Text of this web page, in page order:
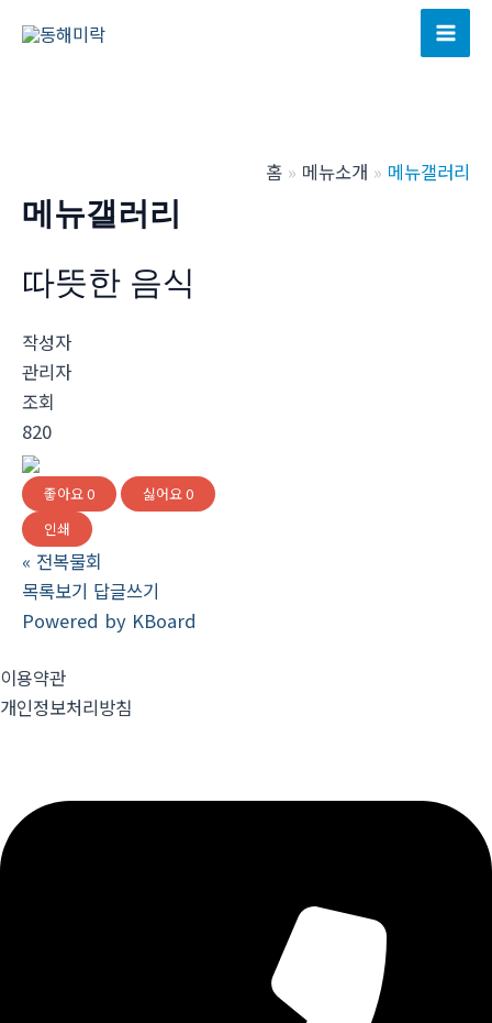
Main
홈 메뉴소개 메뉴갤러리
메뉴갤러리
따뜻한 음식
작성자
관리자
조회
820
좋아요0 싫어요0
인쇄
« 전복물회
목록보기 답글쓰기
Powered by KBoard
이용약관
개인정보처리방침